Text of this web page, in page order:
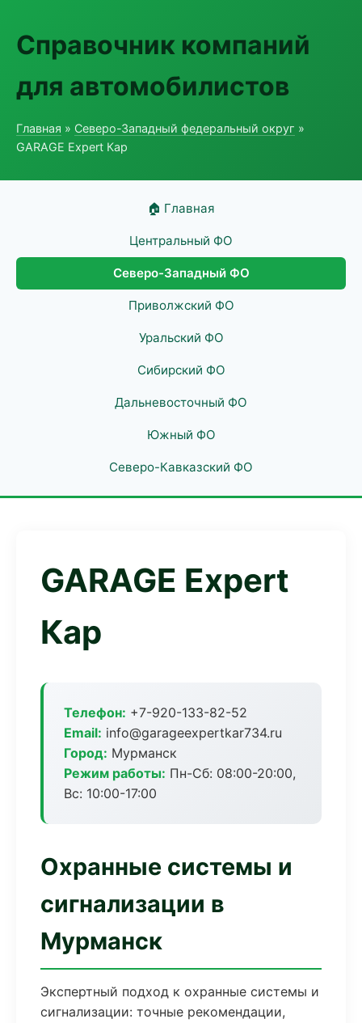
Справочник компаний
для автомобилистов
Главная » Северо-Западный федеральный округ »
GARAGE Expert Кар
🏠 Главная
Центральный ФО
Северо-Западный ФО
Приволжский ФО
Уральский ФО
Сибирский ФО
Дальневосточный ФО
Южный ФО
Северо-Кавказский ФО
GARAGE Expert
Кар
Телефон: +7-920-133-82-52
Email: info@garageexpertkar734.ru
Город: Мурманск
Режим работы: Пн-Сб: 08:00-20:00,
Вс: 10:00-17:00
Охранные системы и
сигнализации в
Мурманск
Экспертный подход к охранные системы и
сигнализации: точные рекомендации,